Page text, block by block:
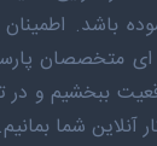
باشد. اطمینان
متخصصان
ببخشیم و در
شما بمانیم.